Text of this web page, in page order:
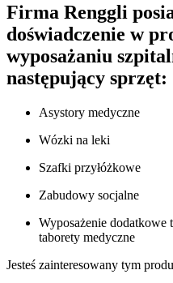
Firma Renggli
doświadczenie w
wyposażaniu
następujący sprzęt:
Asystory medyczne
Wózki na leki
Szafki przyłóżkowe
Zabudowy socjalne
Wyposażenie dodatkowe
taborety medyczne
Jesteś zainteresowany tym